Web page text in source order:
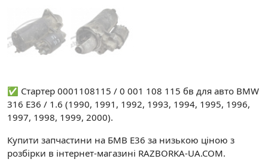
✅ Стартер 0001108115 / 0 001 108 115 бв для авто BMW
316 E36 / 1.6 (1990, 1991, 1992, 1993, 1994, 1995, 1996,
1997, 1998, 1999, 2000).
Купити запчастини на БМВ Е36 за низькою ціною з
розбірки в інтернет-магазині RAZBORKA-UA.COM.